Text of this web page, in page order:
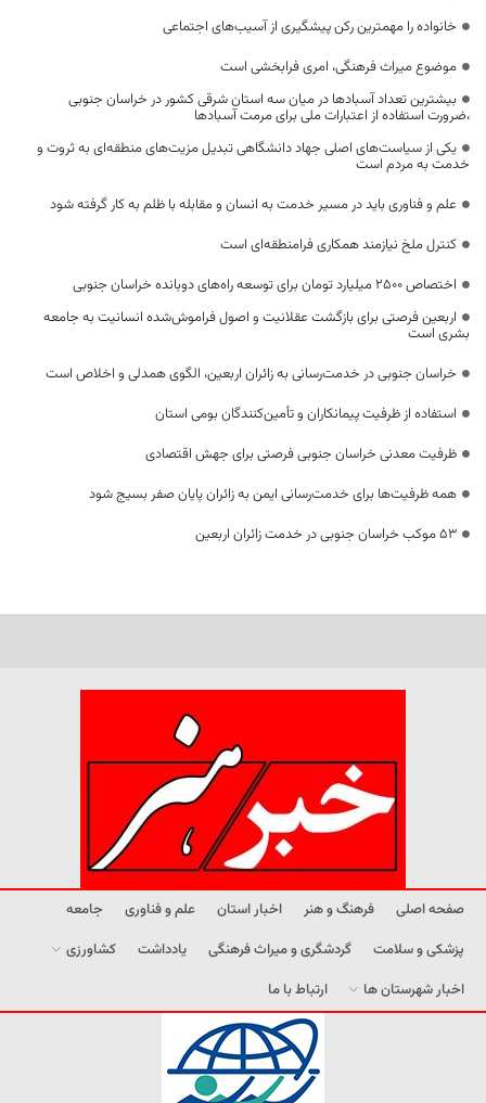
خانواده را مهمترین رکن پیشگیری از آسیب‌های اجتماعی
موضوع میراث فرهنگی، امری فرابخشی است
بیشترین تعداد آسبادها در میان سه استان شرقی کشور در خراسان جنوبی
،ضرورت استفاده از اعتبارات ملی برای مرمت آسبادها
یکی از سیاست‌های اصلی جهاد دانشگاهی تبدیل مزیت‌های منطقه‌ای به ثروت و
خدمت به مردم است
علم و فناوری باید در مسیر خدمت به انسان و مقابله با ظلم به کار گرفته شود
کنترل ملخ نیازمند همکاری فرامنطقه‌ای است
اختصاص 2500 میلیارد تومان برای توسعه راه‌های دوبانده خراسان جنوبی
اربعین فرصتی برای بازگشت عقلانیت و اصول فراموش‌شده انسانیت به جامعه
بشری است
خراسان جنوبی در خدمت‌رسانی به زائران اربعین، الگوی همدلی و اخلاص است
استفاده از ظرفیت پیمانکاران و تأمین‌کنندگان بومی استان
ظرفیت معدنی خراسان جنوبی فرصتی برای جهش اقتصادی
همه ظرفیت‌ها برای خدمت‌رسانی ایمن به زائران پایان صفر بسیج شود
53 موکب خراسان جنوبی در خدمت زائران اربعین
صفحه اصلی فرهنگ و هنر اخبار استان علم و فناوری
جامعه
پزشکی و سلامت
گردشگری و میراث فرهنگی یادداشت
کشاورزی
اخبار شهرستان ها
ارتباط با ما